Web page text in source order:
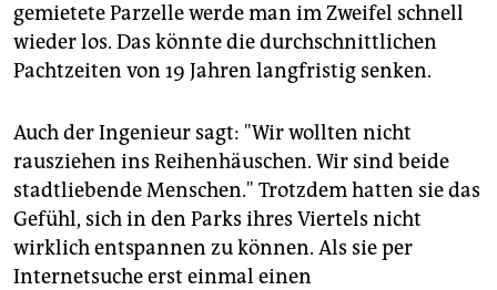
gemietete Parzelle werde man im Zweifel schnell
wieder los. Das könnte die durchschnittlichen
Pachtzeiten von 19 Jahren langfristig senken.
Auch der Ingenieur sagt: "Wir wollten nicht
rausziehen ins Reihenhäuschen. Wir sind beide
stadtliebende Menschen." Trotzdem hatten sie das
Gefühl, sich in den Parks ihres Viertels nicht
wirklich entspannen zu können. Als sie per
Internetsuche erst einmal einen